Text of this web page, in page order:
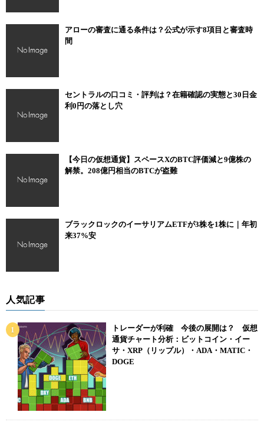
アローの審査に通る条件は？公式が示す8項目と審査時
間
セントラルの口コミ・評判は？在籍確認の実態と30日金
利0円の落とし穴
【今日の仮想通貨】スペースXのBTC評価減と9億株の
解禁。208億円相当のBTCが盗難
ブラックロックのイーサリアムETFが3株を1株に｜年初
来37%安
人気記事
トレーダーが利確 今後の展開は？ 仮想
通貨チャート分析：ビットコイン・イー
サ・XRP（リップル）・ADA・MATIC・
DOGE